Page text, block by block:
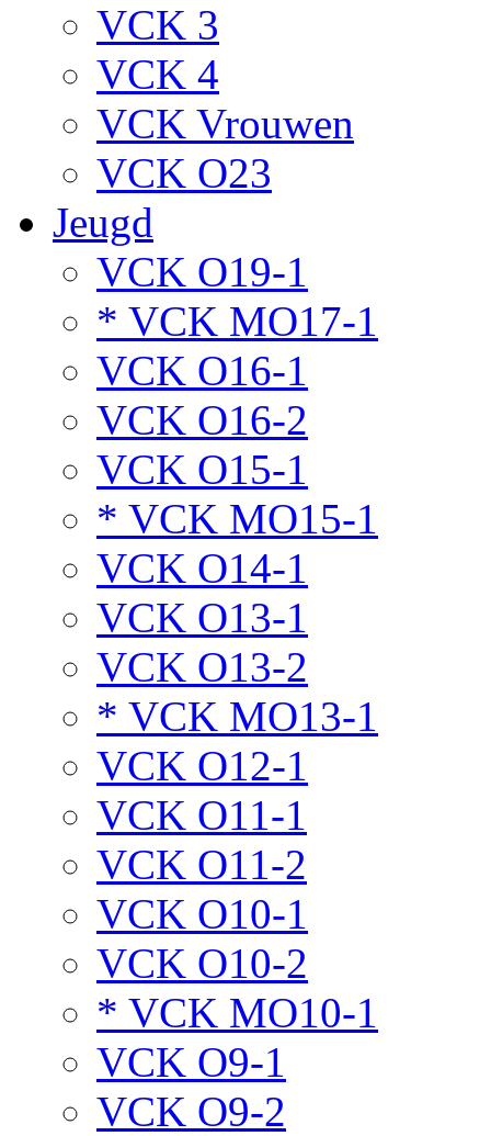
VCK 3
VCK 4
VCK Vrouwen
VCK O23
Jeugd
VCK O19-1
* VCK MO17-1
VCK O16-1
VCK O16-2
VCK O15-1
* VCK MO15-1
VCK O14-1
VCK O13-1
VCK O13-2
* VCK MO13-1
VCK O12-1
VCK O11-1
VCK O11-2
VCK O10-1
VCK O10-2
* VCK MO10-1
VCK O9-1
VCK O9-2